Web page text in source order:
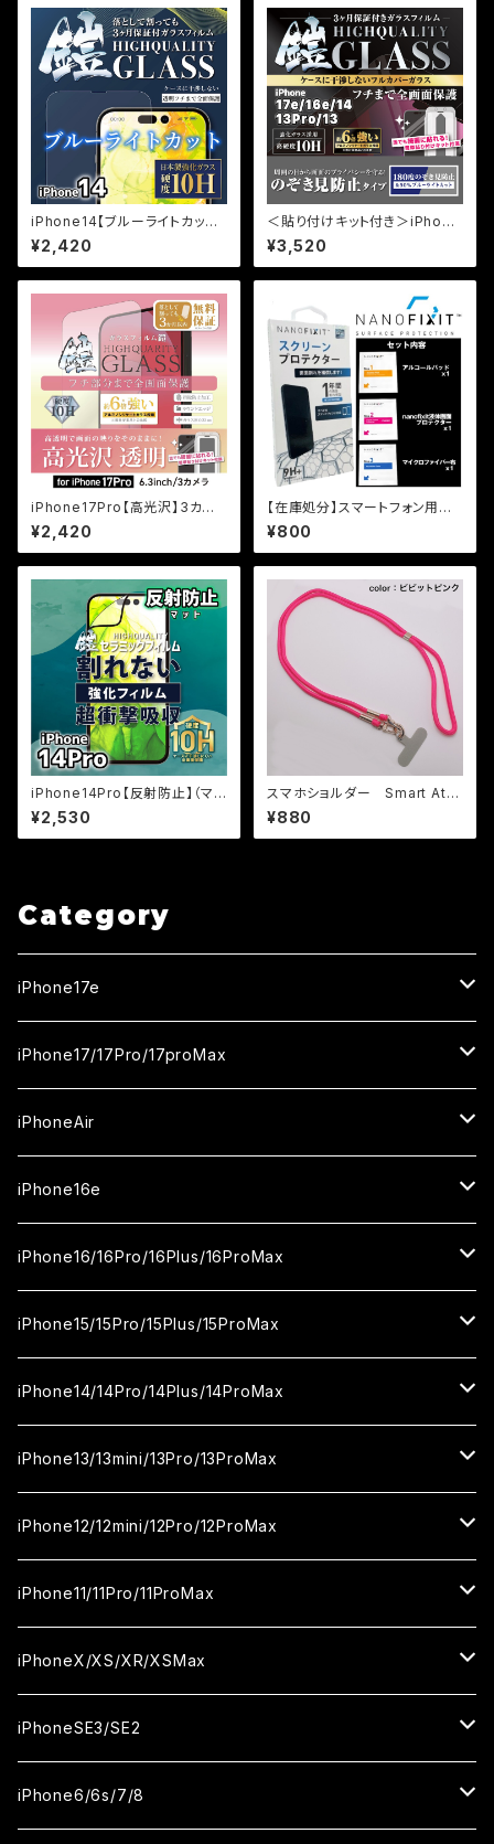
iPhone14【ブルーライトカット】
保証付きガラスフィルム『鎧』全
面フルカバー
¥2,420
＜貼り付けキット付き＞iPhone
17e/16e/14/13pro/13【のぞき
見防止＆ブルーライトカット】3カ
月保証付き『ガラスフィルム鎧』
¥3,520
iPhone17Pro【高光沢】3カ月
保証付き『ガラスフィルム鎧』全
面フルカバー（黒フチタイプ）＜
貼り付けキット付き＞
¥2,420
【在庫処分】スマートフォン用
液体ガラスコーティング剤『NAN
O FIXIT』※保証付帯なし
¥800
iPhone14Pro【反射防止】（マッ
ト）割れないセラミックフィルム
『鎧』全面フルカバー
¥2,530
スマホショルダー Smart Atta
ch（スマートアタッチメント＆スト
ラップ）【ビビットピンク】
¥880
Category
iPhone17e
ガラスフィルム
セラミックフィルム
カメラ用フィルム
iPhone17/17Pro/17proMax
iPhone17
ガラスフィルム
セラミックフィルム
iPhone17Pro
ガラスフィルム
セラミックフィルム
iPhone17proMax
ガラスフィルム
セラミックフィルム
iPhoneAir
ガラスフィルム
セラミックフィルム
カメラ用フィルム
iPhone16e
ガラスフィルム
セラミックフィルム
カメラ用フィルム
iPhone16/16Pro/16Plus/16ProMax
iPhone16
ガラスフィルム
セラミックフィルム
iPhone16Pro
ガラスフィルム
セラミックフィルム
iPhone16Plus
ガラスフィルム
セラミックフィルム
iPhone16ProMax
ガラスフィルム
セラミックフィルム
iPhone15/15Pro/15Plus/15ProMax
iPhone15
ガラスフィルム
セラミックフィルム
iPhone15Pro
ガラスフィルム
セラミックフィルム
iPhone15Plus
ガラスフィルム
セラミックフィルム
iPhone15ProMax
ガラスフィルム
セラミックフィルム
iPhone14/14Pro/14Plus/14ProMax
iPhone14
ガラスフィルム
セラミックフィルム
iPhone14Pro
ガラスフィルム
セラミックフィルム
iPhone14Plus
ガラスフィルム
セラミックフィルム
iPhone14ProMax
ガラスフィルム
セラミックフィルム
iPhone13/13mini/13Pro/13ProMax
iPhone13/13Pro
ガラスフィルム
セラミックフィルム
iPhone13mini
ガラスフィルム
セラミックフィルム
iPhone13ProMax
ガラスフィルム
セラミックフィルム
iPhone12/12mini/12Pro/12ProMax
iPhone12/12Pro
ガラスフィルム
セラミックフィルム
iPhone12mini
ガラスフィルム
セラミックフィルム
iPhone12ProMax
ガラスフィルム
iPhone11/11Pro/11ProMax
iPhone11
ガラスフィルム
セラミックフィルム
iPhone11Pro
ガラスフィルム
iPhone11Pro Max
iPhoneX/XS/XR/XSMax
iPhoneX
ガラスフィルム
iPhoneXS
iPhoneSE3/SE2
iPhoneSE3
iPhone6/6s/7/8